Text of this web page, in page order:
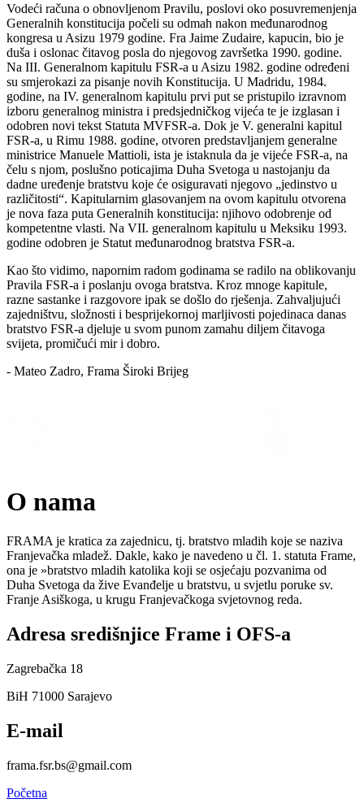
Vodeći računa o obnovljenom Pravilu, poslovi oko posuvremenjenja
Generalnih konstitucija počeli su odmah nakon međunarodnog
kongresa u Asizu 1979 godine. Fra Jaime Zudaire, kapucin, bio je
duša i oslonac čitavog posla do njegovog završetka 1990. godine.
Na III. Generalnom kapitulu FSR-a u Asizu 1982. godine određeni
su smjerokazi za pisanje novih Konstitucija. U Madridu, 1984.
godine, na IV. generalnom kapitulu prvi put se pristupilo izravnom
izboru generalnog ministra i predsjedničkog vijeća te je izglasan i
odobren novi tekst Statuta MVFSR-a. Dok je V. generalni kapitul
FSR-a, u Rimu 1988. godine, otvoren predstavljanjem generalne
ministrice Manuele Mattioli, ista je istaknula da je vijeće FSR-a, na
čelu s njom, poslušno poticajima Duha Svetoga u nastojanju da
dadne uređenje bratstvu koje će osiguravati njegovo „jedinstvo u
različitosti“. Kapitularnim glasovanjem na ovom kapitulu otvorena
je nova faza puta Generalnih konstitucija: njihovo odobrenje od
kompetentne vlasti. Na VII. generalnom kapitulu u Meksiku 1993.
godine odobren je Statut međunarodnog bratstva FSR-a.
Kao što vidimo, napornim radom godinama se radilo na oblikovanju
Pravila FSR-a i poslanju ovoga bratstva. Kroz mnoge kapitule,
razne sastanke i razgovore ipak se došlo do rješenja. Zahvaljujući
zajedništvu, složnosti i besprijekornoj marljivosti pojedinaca danas
bratstvo FSR-a djeluje u svom punom zamahu diljem čitavoga
svijeta, promičući mir i dobro.
- Mateo Zadro, Frama Široki Brijeg
O nama
FRAMA je kratica za zajednicu, tj. bratstvo mladih koje se naziva
Franjevačka mladež. Dakle, kako je navedeno u čl. 1. statuta Frame,
ona je »bratstvo mladih katolika koji se osjećaju pozvanima od
Duha Svetoga da žive Evanđelje u bratstvu, u svjetlu poruke sv.
Franje Asiškoga, u krugu Franjevačkoga svjetovnog reda.
Adresa središnjice Frame i OFS-a
Zagrebačka 18
BiH 71000 Sarajevo
E-mail
frama.fsr.bs@gmail.com
Početna